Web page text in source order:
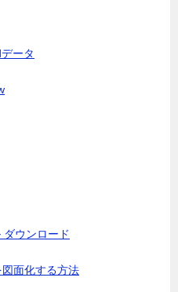
ータ
ウンロード
面化する方法